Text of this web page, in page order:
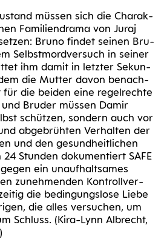
müs­sen sich die Cha­rak­
Fami­li­en­dra­ma von Juraj
Bru­no fin­det sei­nen Bru­
Selbst­mord­ver­such in sei­ner
ihm damit in letz­ter Sekun­
die Mut­ter davon benach­
die bei­den eine regel­rech­te
Bru­der müs­sen Damir
schüt­zen, son­dern auch vor
abge­brüh­ten Ver­hal­ten der
und den gesund­heit­li­chen
Stun­den doku­men­tiert SAFE
ein unauf­halt­sa­mes
zuneh­men­den Kon­troll­ver­
die bedin­gungs­lo­se Lie­be
die alles ver­su­chen, um
Schluss. (Kira-Lynn Albrecht,